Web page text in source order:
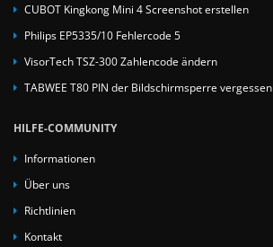
CUBOT Kingkong Mini 4 Screenshot erstellen
Philips EP5335/10 Fehlercode 5
VisorTech TSZ-300 Zahlencode ändern
TABWEE T80 PIN der Bildschirmsperre vergessen
HILFE-COMMUNITY
Informationen
Über uns
Richtlinien
Kontakt